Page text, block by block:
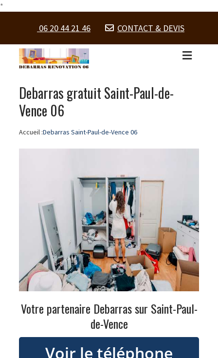
*
06 20 44 21 46 CONTACT & DEVIS
Debarras gratuit Saint-Paul-de-
Vence 06
Accueil :Debarras Saint-Paul-de-Vence 06
Votre partenaire Debarras sur Saint-Paul-
de-Vence